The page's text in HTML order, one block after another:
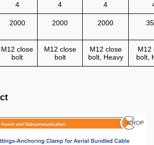
4 4 4
2000 2000 2000
M12 close
bolt
M12 close
bolt
M12 close
bolt, Heavy
M12
bolt,